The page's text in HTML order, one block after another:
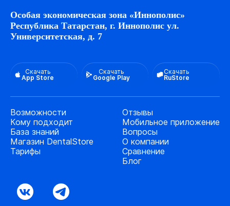
Особая экономическая зона «Иннополис»
Республика Татарстан, г. Иннополис ул.
Университетская, д. 7
Скачать
App Store
Скачать
Google Play
Скачать
RuStore
Возможности
Кому подходит
База знаний
Магазин DentalStore
Тарифы
Отзывы
Мобильное приложение
Вопросы
О компании
Сравнение
Блог